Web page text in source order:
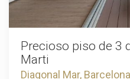
Precioso piso de 3
Marti
Diagonal Mar, Barcelona